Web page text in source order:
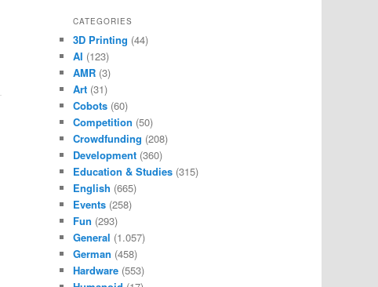
CATEGORIES
3D Printing (44)
AI (123)
AMR (3)
Art (31)
Cobots (60)
Competition (50)
Crowdfunding (208)
Development (360)
Education & Studies (315)
English (665)
Events (258)
Fun (293)
General (1.057)
German (458)
Hardware (553)